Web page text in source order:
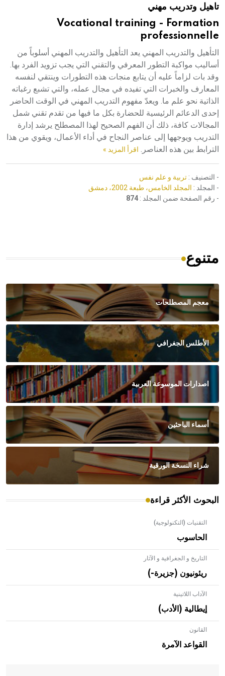
هيئة الموسوعة العربية تطلق موسوعات جديدة في عام 2026
تاهيل وتدريب مهني
Vocational training - Formation
professionnelle
التأهيل والتدريب المهني يعد التأهيل والتدريب المهني أسلوباً من
أساليب مواكبة التطور المعرفي والتقني التي يجب تزويد الفرد بها.
وقد بات لزاماً عليه أن يتابع منجات هذه التطورات وينتقي لنفسه
المعارف والخبرات التي تفيده في مجال عمله، والتي تشبع رغباته
الذاتية نحو علم ما. ويعدّ مفهوم التدريب المهني في الوقت الحاضر
إحدى الدعائم الرئيسية للحضارة بكل ما فيها من تقدم تقني شمل
المجالات كافة، ذلك أن الفهم الصحيح لهذا المصطلح يرشد إدارة
التدريب ويوجهها إلى عناصر النجاح في أداء الأعمال، ويقوي من هذا
الترابط بين هذه العناصر. اقرأ المزيد »
- التصنيف : تربية و علم نفس
- المجلد : المجلد الخامس، طبعة 2002، دمشق
- رقم الصفحة ضمن المجلد : 874
متنوع
معجم المصطلحات
الأطلس الجغرافي
اصدارات الموسوعة العربية
أسماء الباحثين
شراء النسخة الورقية
البحوث الأكثر قراءة
التقنيات (التكنولوجية)
الحاسوب
التاريخ و الجغرافية و الآثار
ريئونيون (جزيرة-)
الآداب اللاتينية
إيطالية (الأدب)
القانون
القواعد الآمرة
- هل تعلم أن الأبلق نوع من الفنون الهندسية التي ارتبطت
بالعمارة الإسلامية في بلاد الشام ومصر خاصة، حيث يحرص
المعمار على بناء مداميكه وخاصة في الواجهات